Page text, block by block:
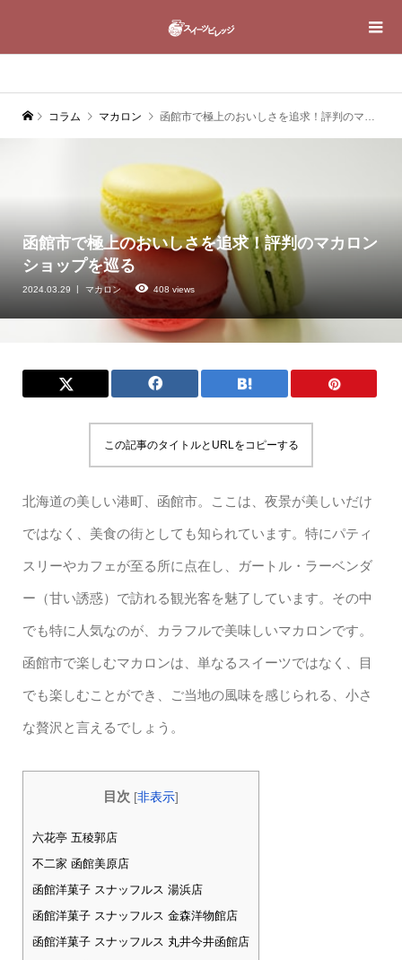
コラム マカロン 函館市で極上のおいしさを追求！評判のマカロンショップを巡る
函館市で極上のおいしさを追求！評判のマカロン
ショップを巡る
2024.03.29 マカロン 408 views
この記事のタイトルとURLをコピーする
北海道の美しい港町、函館市。ここは、夜景が美しいだけ
ではなく、美食の街としても知られています。特にパティ
スリーやカフェが至る所に点在し、ガートル・ラーベンダ
ー（甘い誘惑）で訪れる観光客を魅了しています。その中
でも特に人気なのが、カラフルで美味しいマカロンです。
函館市で楽しむマカロンは、単なるスイーツではなく、目
でも楽しむことができ、ご当地の風味を感じられる、小さ
な贅沢と言えるでしょう。
目次 [非表示]
六花亭 五稜郭店
不二家 函館美原店
函館洋菓子 スナッフルス 湯浜店
函館洋菓子 スナッフルス 金森洋物館店
函館洋菓子 スナッフルス 丸井今井函館店